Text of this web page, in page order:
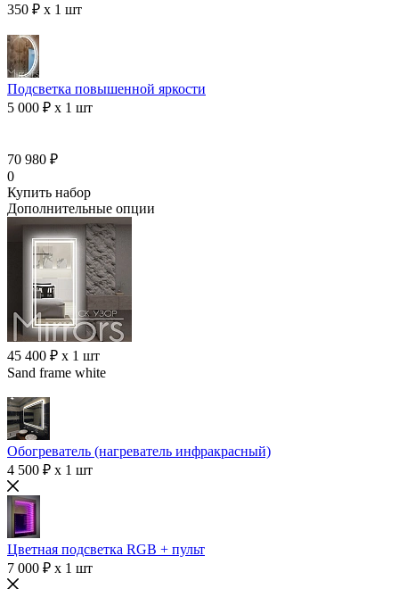
350 ₽ x 1 шт
Подсветка повышенной яркости
5 000 ₽ x 1 шт
70 980 ₽
0
Купить набор
Дополнительные опции
45 400 ₽ x 1 шт
Sand frame white
Обогреватель (нагреватель инфракрасный)
4 500 ₽ x 1 шт
Цветная подсветка RGB + пульт
7 000 ₽ x 1 шт